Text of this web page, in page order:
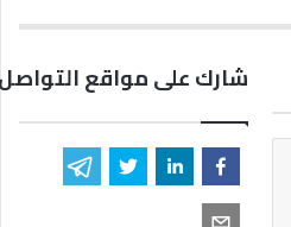
شارك على مواقع